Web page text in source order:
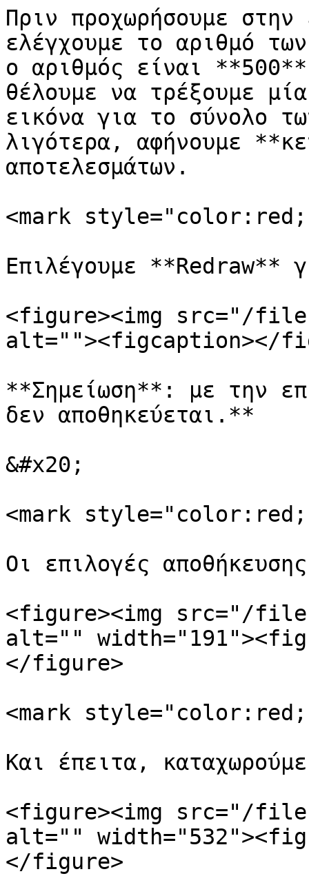
Πριν προχωρήσουμε
ελέγχουμε το αριθμό
ο αριθμός είναι
θέλουμε να τρέξουμε
εικόνα για το σύνολο
λιγότερα, αφήνουμε
αποτελεσμάτων.
<mark
Επιλέγουμε **Redraw**
<figure><img src="/files/
alt=""><figcaption></
**Σημείωση**: με την
δεν αποθηκεύεται.**
&#x20;
<mark
Οι επιλογές
<figure><img src="/files/
alt=""
</figure>
<mark
Και έπειτα,
<figure><img src="/
alt=""
</figure>